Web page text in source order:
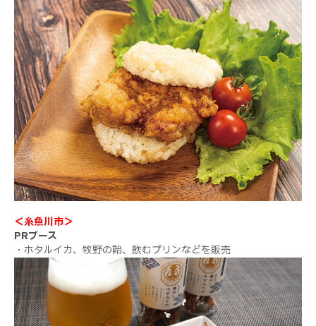
＜糸魚川市＞
PRブース
・ホタルイカ、牧野の飴、飲むプリンなどを販売